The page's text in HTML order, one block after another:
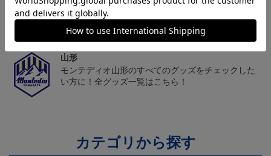
チームマスコット「ディーオ」グッズは、サポータ
ーやファン必見！
山形
モンテディオ山形のすべてのグッズをチェックした
い方に！全グッズ一覧はこちら！
カテゴリから探す